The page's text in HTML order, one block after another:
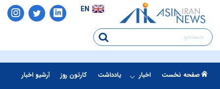
EN
صفحه نخست اخبار یادداشت کارتون روز آرشیو اخبار